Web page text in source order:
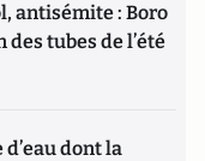
antisémite : Boro
des tubes de l’été
d’eau dont la